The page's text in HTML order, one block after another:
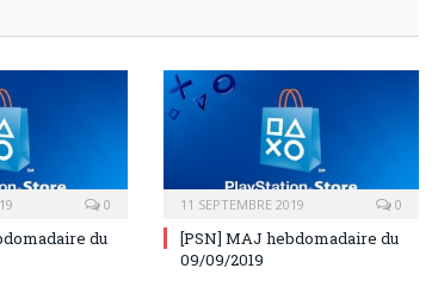
0
du
11 SEPTEMBRE 2019 0
[PSN] MAJ hebdomadaire du
09/09/2019